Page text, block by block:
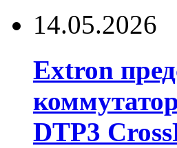
14.05.2026
Extron
DTP3